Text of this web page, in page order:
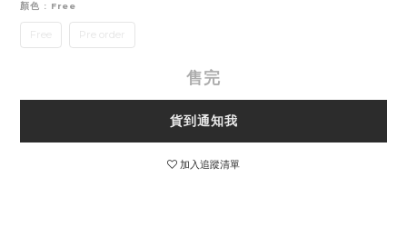
顏色 : Free
Free Pre order
售完
貨到通知我
加入追蹤清單